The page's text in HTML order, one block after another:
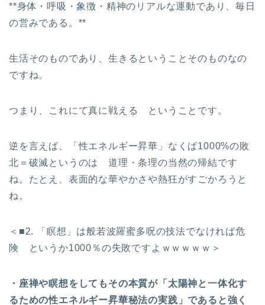
**身体・呼吸・象徴・精神のリアルな運動であり、毎日
の営みである。**
生活そのものであり、生きるということそのものなの
ですね。
つまり、これにて真に戦える ということです。
逆を言えば、「性エネルギー昇華」なくば1000%の敗
北＝破滅というのは 道理・条理の当然の帰結です
ね。たとえ、表面的な華やかさや熱狂がすごかろうと
ね。
＜■2. 「瞑想」は般若波羅蜜多呪の技法でなければ危
険 というか1000％の失敗ですよｗｗｗｗｗ＞
・座禅や瞑想をしてもその本質が「太陽神と一体化す
るための性エネルギー昇華秘法の実践」であると強く